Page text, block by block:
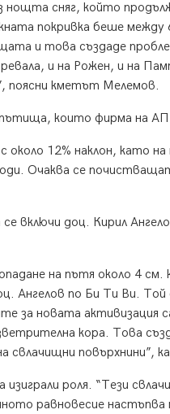
нощта сняг, който
покривка беше между
и това създаде
и на Рожен, и на
поясни кметът Мелемов.
които фирма на
12% наклон, като
Очаква се
включи доц. Кирил
на пътя около 4
Ангелов по Би Ти Ви.
за новата активизация
кора. Това
свлачищни повърхнини”,
роля. “Тези
равновесие